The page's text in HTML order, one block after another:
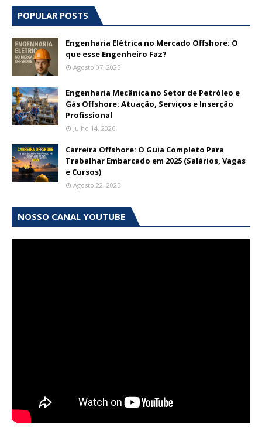
POPULAR POSTS
Engenharia Elétrica no Mercado Offshore: O
que esse Engenheiro Faz?
Agosto 07, 2025
Engenharia Mecânica no Setor de Petróleo e
Gás Offshore: Atuação, Serviços e Inserção
Profissional
Julho 14, 2026
Carreira Offshore: O Guia Completo Para
Trabalhar Embarcado em 2025 (Salários, Vagas
e Cursos)
Agosto 22, 2025
NOSSO CANAL YOUTUBE